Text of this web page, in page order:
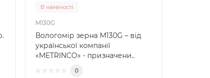
В наявності
M130G
Вологомір зерна M130G – від
української компанії
«METRINCO» - призначени..
0